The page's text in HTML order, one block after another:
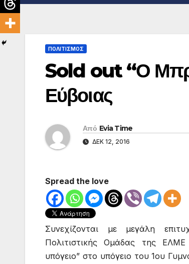
ΠΟΛΙΤΙΣΜΟΣ
Sold out “Ο
Εύβοιας
Από Evia Time
ΔΕΚ 12, 2016
Spread the love
Συνεχίζονται με μεγάλη
Πολιτιστικής Ομάδας της
υπόγειο” στο υπόγειο του 1ου